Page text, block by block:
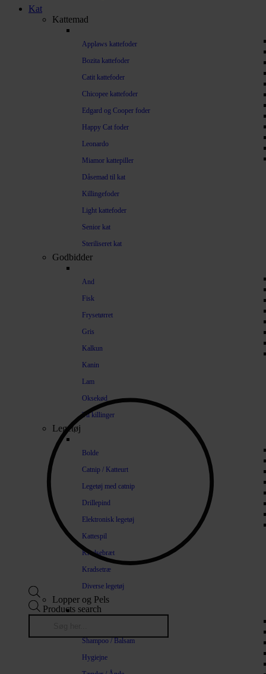
Kat
Kattemad
Applaws kattefoder
Bozita kattefoder
Catit kattefoder
Chicopee kattefoder
Edgard og Cooper foder
Happy Cat foder
Leonardo
Miamor kattepiller
Dåsemad til kat
Killingefoder
Light kattefoder
Senior kat
Steriliseret kat
Godbidder
And
Fisk
Frysetørret
Gris
Kalkun
Kanin
Lam
Oksekød
Til killinger
Legetøj
Bolde
Catnip / Katteurt
Legetøj med catnip
Drillepind
Elektronisk legetøj
Kattespil
Kradsebræt
Kradsetræ
Diverse legetøj
Lopper og Pels
Shampoo / Balsam
Hygiejne
Products search